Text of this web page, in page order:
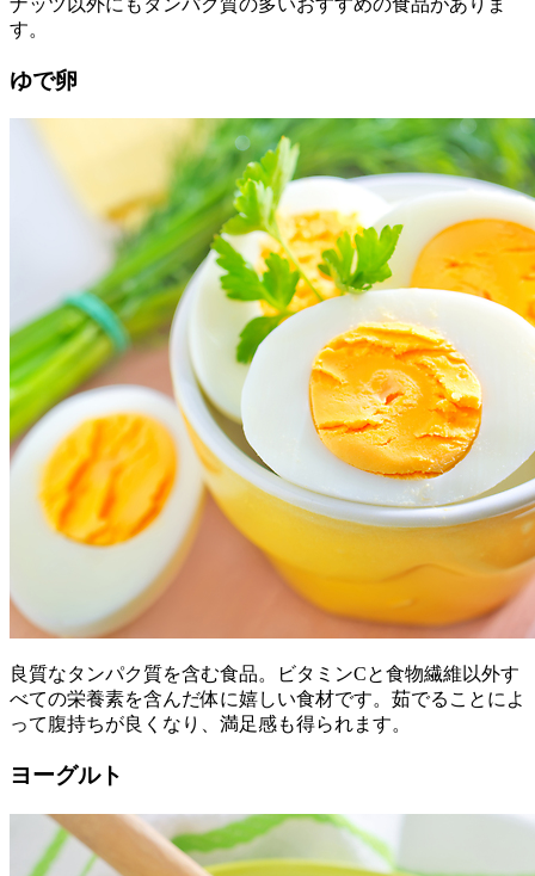
す。
ゆで卵
良質なタンパク質を含む食品。ビタミンCと食物繊維以外す
べての栄養素を含んだ体に嬉しい食材です。茹でることによ
って腹持ちが良くなり、満足感も得られます。
ヨーグルト